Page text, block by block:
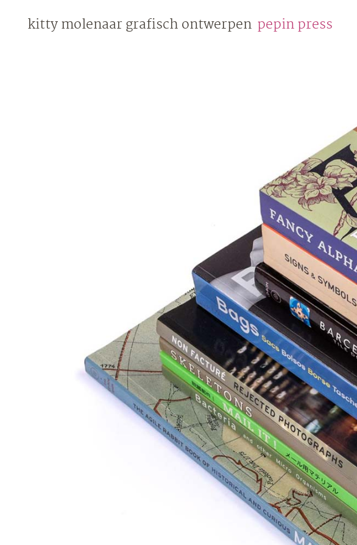
to
kitty molenaargrafisch ontwerpen pepin press